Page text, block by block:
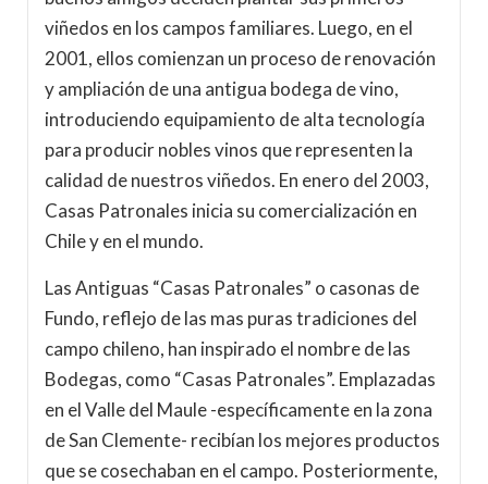
viñedos en los campos familiares. Luego, en el
2001, ellos comienzan un proceso de renovación
y ampliación de una antigua bodega de vino,
introduciendo equipamiento de alta tecnología
para producir nobles vinos que representen la
calidad de nuestros viñedos. En enero del 2003,
Casas Patronales inicia su comercialización en
Chile y en el mundo.
Las Antiguas “Casas Patronales” o casonas de
Fundo, reflejo de las mas puras tradiciones del
campo chileno, han inspirado el nombre de las
Bodegas, como “Casas Patronales”. Emplazadas
en el Valle del Maule -específicamente en la zona
de San Clemente- recibían los mejores productos
que se cosechaban en el campo. Posteriormente,